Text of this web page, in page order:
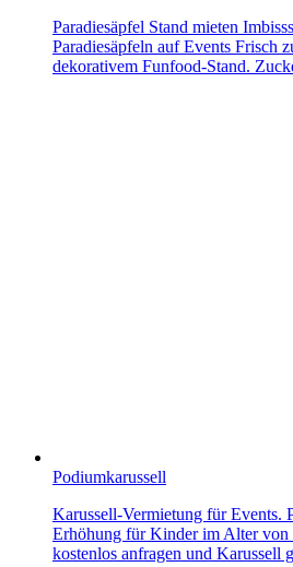
Paradiesäpfel Stand mieten
Paradiesäpfeln auf Events Frisch
dekorativem Funfood-Stand.
Podiumkarussell
Karussell-Vermietung für Events.
Erhöhung für Kinder im Alter von
kostenlos anfragen und Karussell